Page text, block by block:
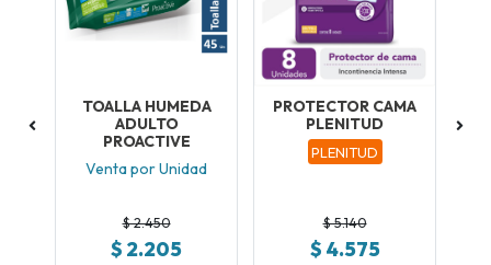
TOALLA HUMEDA
ADULTO
PROACTIVE
Venta por Unidad
$ 2.450
$ 2.205
PROTECTOR CAMA
PLENITUD
PLENITUD
$ 5.140
$ 4.575